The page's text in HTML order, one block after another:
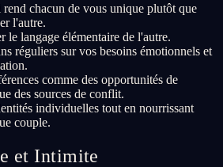
chacun de vous unique plutôt que
l'autre.
le langage élémentaire de l'autre.
réguliers sur vos besoins émotionnels et
comme des opportunités de
des sources de conflit.
individuelles tout en nourrissant
couple.
et Intimite